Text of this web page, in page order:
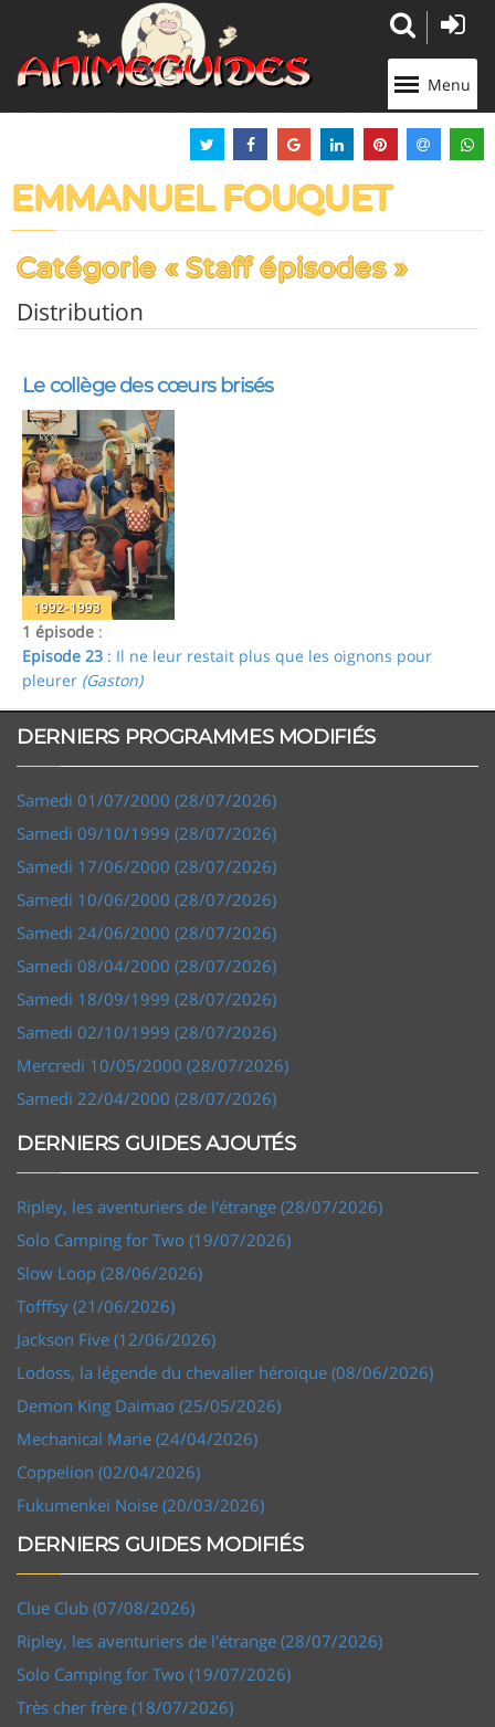
Menu
EMMANUEL FOUQUET
Catégorie « Staff épisodes »
Distribution
Le collège des cœurs brisés
1992-1993
1 épisode :
Episode 23 : Il ne leur restait plus que les oignons pour
pleurer (Gaston)
DERNIERS PROGRAMMES MODIFIÉS
Samedi 01/07/2000 (28/07/2026)
Samedi 09/10/1999 (28/07/2026)
Samedi 17/06/2000 (28/07/2026)
Samedi 10/06/2000 (28/07/2026)
Samedi 24/06/2000 (28/07/2026)
Samedi 08/04/2000 (28/07/2026)
Samedi 18/09/1999 (28/07/2026)
Samedi 02/10/1999 (28/07/2026)
Mercredi 10/05/2000 (28/07/2026)
Samedi 22/04/2000 (28/07/2026)
DERNIERS GUIDES AJOUTÉS
Ripley, les aventuriers de l'étrange (28/07/2026)
Solo Camping for Two (19/07/2026)
Slow Loop (28/06/2026)
Tofffsy (21/06/2026)
Jackson Five (12/06/2026)
Lodoss, la légende du chevalier héroïque (08/06/2026)
Demon King Daimao (25/05/2026)
Mechanical Marie (24/04/2026)
Coppelion (02/04/2026)
Fukumenkei Noise (20/03/2026)
DERNIERS GUIDES MODIFIÉS
Clue Club (07/08/2026)
Ripley, les aventuriers de l'étrange (28/07/2026)
Solo Camping for Two (19/07/2026)
Très cher frère (18/07/2026)
Panneau de gestion des cookies